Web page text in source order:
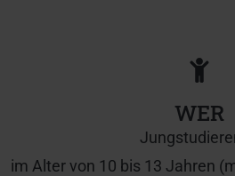
WER
im Alter von 10 bis 13 Jahren